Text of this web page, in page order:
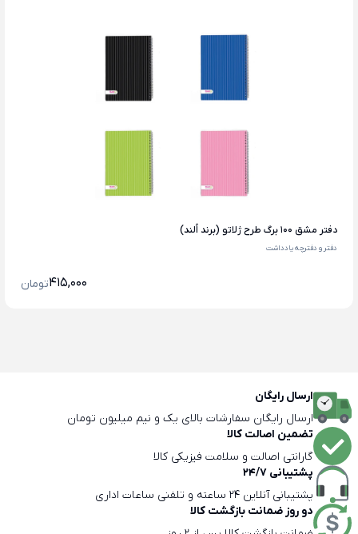
دفتر مشق 100 برگ طرح ژلاتو (برند اُلند)
دفتر و دفترچه یادداشت
415,000تومان
ارسال رایگان
ارسال رایگان سفارشات بالای یک و نیم میلیون تومان
تضمین اصالت کالا
گارانتی اصالت و سلامت فیزیکی کالا
پشتیبانی 24/7
پشتیبانی آنلاین 24 ساعته و تلفنی ساعات اداری
دو روز ضمانت بازگشت کالا